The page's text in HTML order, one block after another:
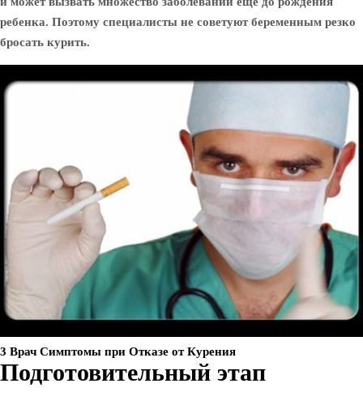
ребенка. Поэтому специалисты не советуют беременным резко
бросать курить.
3 Врач Симптомы при Отказе от Курения
Подготовительный этап